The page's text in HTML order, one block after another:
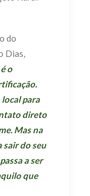
do
Dias,
o
para
direto
Mas na
sair do seu
a ser
que